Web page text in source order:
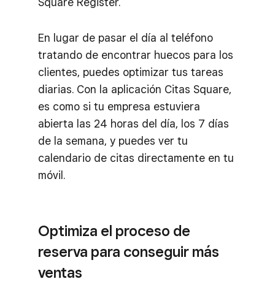
En lugar de pasar el día al teléfono
tratando de encontrar huecos para los
clientes, puedes optimizar tus tareas
diarias. Con la aplicación Citas Square,
es como si tu empresa estuviera
abierta las 24 horas del día, los 7 días
de la semana, y puedes ver tu
calendario de citas directamente en tu
móvil.
Optimiza el proceso de
reserva para conseguir más
ventas